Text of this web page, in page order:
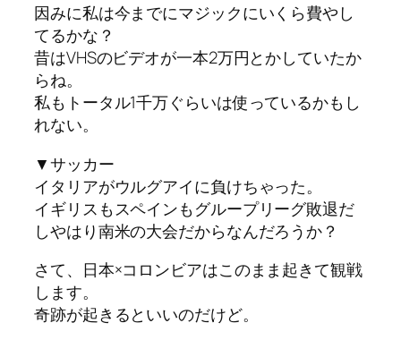
因みに私は今までにマジックにいくら費やし
てるかな？
昔はVHSのビデオが一本2万円とかしていたか
らね。
私もトータル1千万ぐらいは使っているかもし
れない。
▼サッカー
イタリアがウルグアイに負けちゃった。
イギリスもスペインもグループリーグ敗退だ
しやはり南米の大会だからなんだろうか？
さて、日本×コロンビアはこのまま起きて観戦
します。
奇跡が起きるといいのだけど。